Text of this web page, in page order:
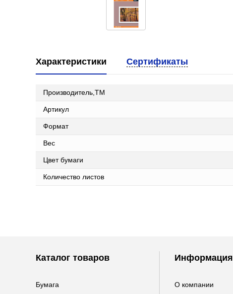
Характеристики Сертификаты
Производитель,ТМ
Артикул
Формат
Вес
Цвет бумаги
Количество листов
Каталог товаров
Бумага
Информация
О компании